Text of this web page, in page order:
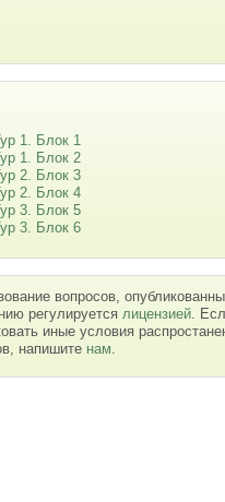
1. Блок 1
1. Блок 2
2. Блок 3
2. Блок 4
3. Блок 5
3. Блок 6
вопросов,
регулируетсялицензией.
иные условия
напишите нам.